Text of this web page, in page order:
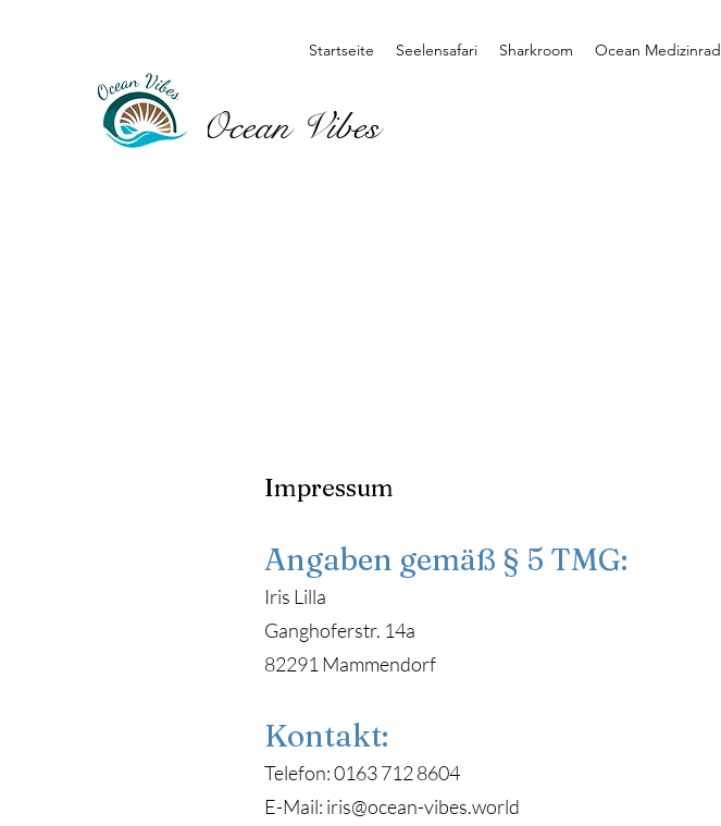
Ocean Vibes
Startseite Seelensafari Sharkroom Ocean Medizinrad
Impressum
Angaben gemäß § 5 TMG:
Iris Lilla
Ganghoferstr. 14a
82291 Mammendorf
Kontakt:
Telefon: 0163 712 8604
E-Mail: iris@ocean-vibes.world